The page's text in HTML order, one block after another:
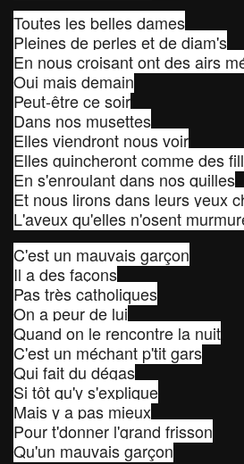
Toutes les belles dames
Pleines de perles et de diam's
En nous croisant ont des airs
Oui mais demain
Peut-être ce soir
Dans nos musettes
Elles viendront nous voir
Elles guincheront comme des
En s'enroulant dans nos quilles
Et nous lirons dans leurs yeux
L'aveux qu'elles n'osent
C'est un mauvais garçon
Il a des façons
Pas très catholiques
On a peur de lui
Quand on le rencontre la nuit
C'est un méchant p'tit gars
Qui fait du dégas
Si tôt qu'y s'explique
Mais y a pas mieux
Pour t'donner l'grand frisson
Qu'un mauvais garçon